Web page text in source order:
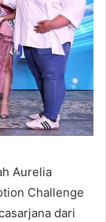
Aurelia
Challenge
dari